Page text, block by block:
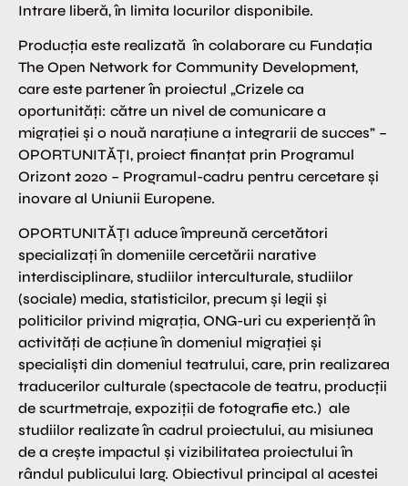
Intrare liberă, în limita locurilor disponibile.
Producția este realizată în colaborare cu Fundația
The Open Network for Community Development,
care este partener în proiectul „Crizele ca
oportunități: către un nivel de comunicare a
migrației și o nouă narațiune a integrarii de succes” –
OPORTUNITĂȚI, proiect finanțat prin Programul
Orizont 2020 – Programul-cadru pentru cercetare și
inovare al Uniunii Europene.
OPORTUNITĂȚI aduce împreună cercetători
specializați în domeniile cercetării narative
interdisciplinare, studiilor interculturale, studiilor
(sociale) media, statisticilor, precum și legii și
politicilor privind migrația, ONG-uri cu experiență în
activități de acțiune în domeniul migrației și
specialiști din domeniul teatrului, care, prin realizarea
traducerilor culturale (spectacole de teatru, producții
de scurtmetraje, expoziții de fotografie etc.) ale
studiilor realizate în cadrul proiectului, au misiunea
de a crește impactul și vizibilitatea proiectului în
rândul publicului larg. Obiectivul principal al acestei